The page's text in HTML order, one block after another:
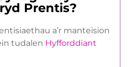
Prentis?
a’r manteision
tudalen Hyfforddiant